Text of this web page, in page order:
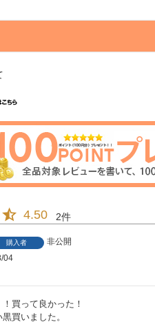
4.50 2
購入者
非公開
04
買って良かった！
買いました。